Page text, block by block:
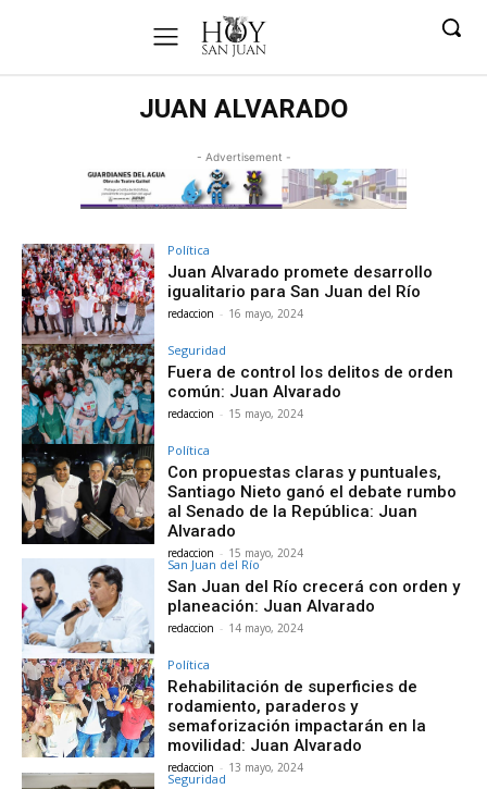
JUAN ALVARADO
- Advertisement -
Política
Juan Alvarado promete desarrollo
igualitario para San Juan del Río
redaccion - 16 mayo, 2024
Seguridad
Fuera de control los delitos de orden
común: Juan Alvarado
redaccion - 15 mayo, 2024
Política
Con propuestas claras y puntuales,
Santiago Nieto ganó el debate rumbo
al Senado de la República: Juan
Alvarado
redaccion - 15 mayo, 2024
San Juan del Río
San Juan del Río crecerá con orden y
planeación: Juan Alvarado
redaccion - 14 mayo, 2024
Política
Rehabilitación de superficies de
rodamiento, paraderos y
semaforización impactarán en la
movilidad: Juan Alvarado
redaccion - 13 mayo, 2024
Seguridad